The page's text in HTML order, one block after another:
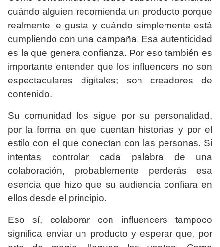
cuándo alguien recomienda un producto porque
realmente le gusta y cuándo simplemente está
cumpliendo con una campaña. Esa autenticidad
es la que genera confianza. Por eso también es
importante entender que los influencers no son
espectaculares digitales; son creadores de
contenido.
Su comunidad los sigue por su personalidad,
por la forma en que cuentan historias y por el
estilo con el que conectan con las personas. Si
intentas controlar cada palabra de una
colaboración, probablemente perderás esa
esencia que hizo que su audiencia confiara en
ellos desde el principio.
Eso sí, colaborar con influencers tampoco
significa enviar un producto y esperar que, por